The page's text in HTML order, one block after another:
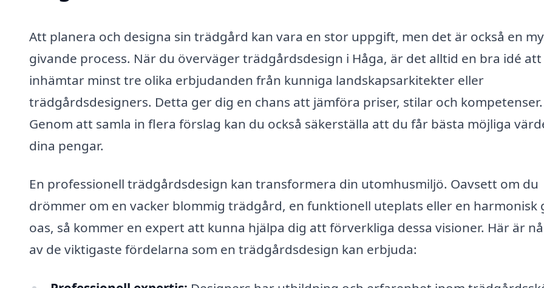
Att planera och designa sin trädgård kan vara en stor uppgift, men det är också en
givande process. När du överväger trädgårdsdesign i Håga, är det alltid en bra idé att
inhämtar minst tre olika erbjudanden från kunniga landskapsarkitekter eller
trädgårdsdesigners. Detta ger dig en chans att jämföra priser, stilar och kompetenser.
Genom att samla in flera förslag kan du också säkerställa att du får bästa möjliga
dina pengar.
En professionell trädgårdsdesign kan transformera din utomhusmiljö. Oavsett om du
drömmer om en vacker blommig trädgård, en funktionell uteplats eller en harmonisk
oas, så kommer en expert att kunna hjälpa dig att förverkliga dessa visioner. Här är
av de viktigaste fördelarna som en trädgårdsdesign kan erbjuda: